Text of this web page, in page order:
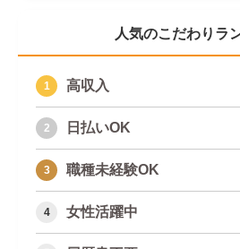
人気のこだわりラ
高収入
日払いOK
職種未経験OK
女性活躍中